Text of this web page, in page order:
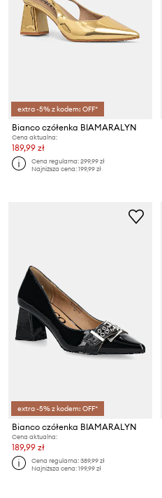
extra -5% z kodem: OFF*
Bianco czółenka BIAMARALYN
Cena aktualna:
189,99 zł
Cena regularna:299,99 zł
Najniższa cena:199,99 zł
extra -5% z kodem: OFF*
Bianco czółenka BIAMARALYN
Cena aktualna:
189,99 zł
Cena regularna:389,99 zł
Najniższa cena:199,99 zł